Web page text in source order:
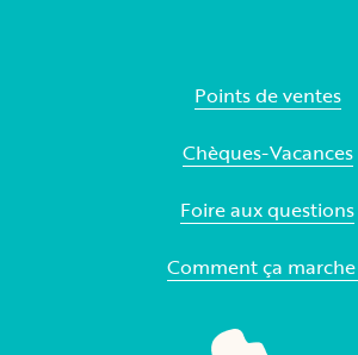
Points de ventes
Chèques-Vacances
Foire aux questions
Comment ça marche